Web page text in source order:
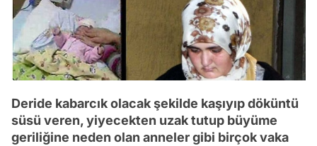
Deride kabarcık olacak şekilde kaşıyıp döküntü
süsü veren, yiyecekten uzak tutup büyüme
geriliğine neden olan anneler gibi birçok vaka